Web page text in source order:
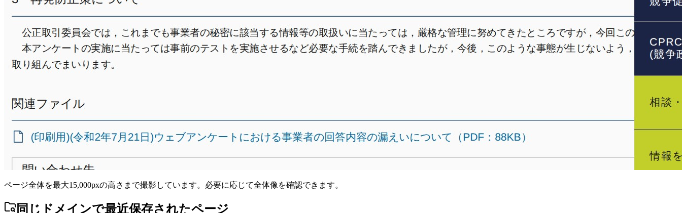
ページ全体を最大15,000pxの高さまで撮影しています。必要に応じて全体像を確認できます。
同じドメインで最近保存されたページ